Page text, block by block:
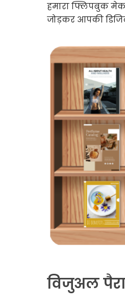
हमारा फ्लिपबुक
जोड़कर आपकी
विजुअल